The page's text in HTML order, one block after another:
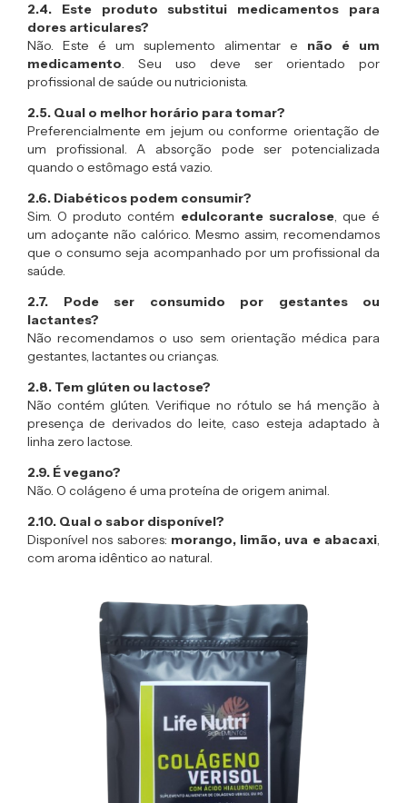
2.4. Este produto substitui medicamentos para
dores articulares?
Não. Este é um suplemento alimentar e não é um
medicamento. Seu uso deve ser orientado por
profissional de saúde ou nutricionista.
2.5. Qual o melhor horário para tomar?
Preferencialmente em jejum ou conforme orientação de
um profissional. A absorção pode ser potencializada
quando o estômago está vazio.
2.6. Diabéticos podem consumir?
Sim. O produto contém edulcorante sucralose, que é
um adoçante não calórico. Mesmo assim, recomendamos
que o consumo seja acompanhado por um profissional da
saúde.
2.7. Pode ser consumido por gestantes ou
lactantes?
Não recomendamos o uso sem orientação médica para
gestantes, lactantes ou crianças.
2.8. Tem glúten ou lactose?
Não contém glúten. Verifique no rótulo se há menção à
presença de derivados do leite, caso esteja adaptado à
linha zero lactose.
2.9. É vegano?
Não. O colágeno é uma proteína de origem animal.
2.10. Qual o sabor disponível?
Disponível nos sabores: morango, limão, uva e abacaxi,
com aroma idêntico ao natural.